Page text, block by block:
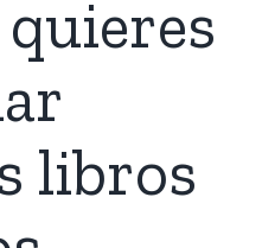
libros